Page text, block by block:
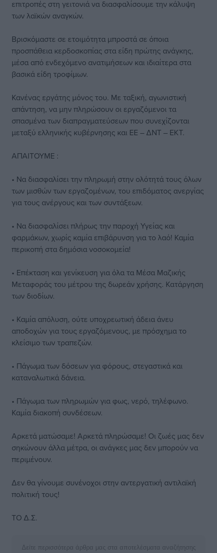
επιτροπές στη γειτονιά να διασφαλίσουμε την κάλυψη
των λαϊκών αναγκών.
Βρισκόμαστε σε ετοιμότητα μπροστά σε όποια
προσπάθεια κερδοσκοπίας στα είδη πρώτης ανάγκης,
μέσα από ενδεχόμενο ανατιμήσεων και ιδιαίτερα στα
βασικά είδη τροφίμων.
Κανένας εργάτης μόνος του. Με ταξική, αγωνιστική
απάντηση, να μην πληρώσουν οι εργαζόμενοι τα
σπασμένα των διαπραγματεύσεων που συνεχίζονται
μεταξύ ελληνικής κυβέρνησης και ΕΕ – ΔΝΤ – ΕΚΤ.
ΑΠΑΙΤΟΥΜΕ :
• Να διασφαλίσει την πληρωμή στην ολότητά τους όλων
των μισθών των εργαζομένων, του επιδόματος ανεργίας
για τους ανέργους και των συντάξεων.
• Να διασφαλίσει πλήρως την παροχή Υγείας και
φαρμάκων, χωρίς καμία επιβάρυνση για το λαό! Καμία
περικοπή στα δημόσια νοσοκομεία!
• Επέκταση και γενίκευση για όλα τα Μέσα Μαζικής
Μεταφοράς του μέτρου της δωρεάν χρήσης. Κατάργηση
των διοδίων.
• Καμία απόλυση, ούτε υποχρεωτική άδεια άνευ
αποδοχών για τους εργαζόμενους, με πρόσχημα το
κλείσιμο των τραπεζών.
• Πάγωμα των δόσεων για φόρους, στεγαστικά και
καταναλωτικά δάνεια.
• Πάγωμα των πληρωμών για φως, νερό, τηλέφωνο.
Καμία διακοπή συνδέσεων.
Αρκετά ματώσαμε! Αρκετά πληρώσαμε! Οι ζωές μας δεν
σηκώνουν άλλα μέτρα, οι ανάγκες μας δεν μπορούν να
περιμένουν.
Δεν θα γίνουμε συνένοχοι στην αντεργατική αντιλαϊκή
πολιτική τους!
ΤΟ Δ.Σ.
Δείτε περισσότερα άρθρα μας στα αποτελέσματα αναζήτησης